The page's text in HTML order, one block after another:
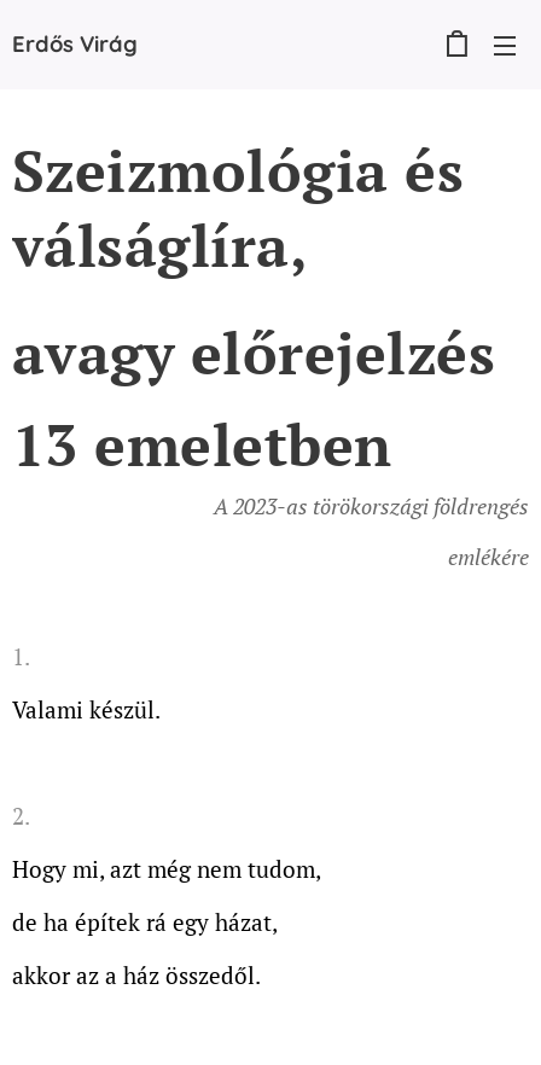
Erdős Virág
Szeizmológia és
válságlíra,
avagy előrejelzés
13 emeletben
A 2023-as törökországi földrengés
emlékére
1.
Valami készül.
2.
Hogy mi, azt még nem tudom,
de ha építek rá egy házat,
akkor az a ház összedől.